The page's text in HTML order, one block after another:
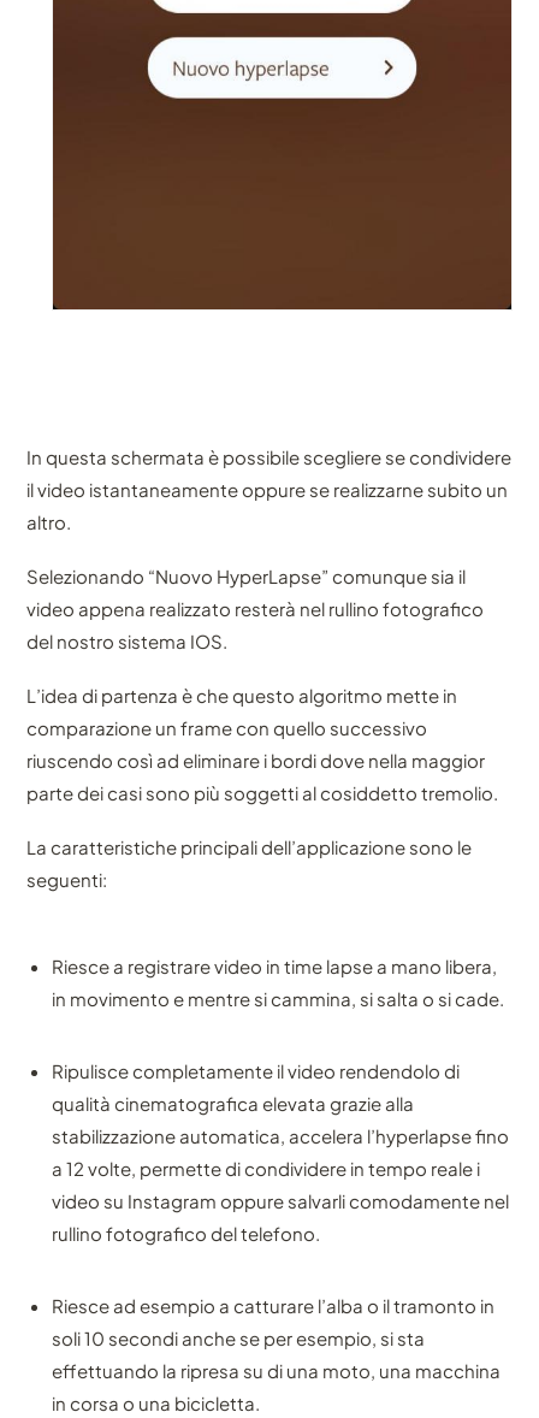
In questa schermata è possibile scegliere se condividere
il video istantaneamente oppure se realizzarne subito un
altro.
Selezionando “Nuovo HyperLapse” comunque sia il
video appena realizzato resterà nel rullino fotografico
del nostro sistema IOS.
L’idea di partenza è che questo algoritmo mette in
comparazione un frame con quello successivo
riuscendo così ad eliminare i bordi dove nella maggior
parte dei casi sono più soggetti al cosiddetto tremolio.
La caratteristiche principali dell’applicazione sono le
seguenti:
Riesce a registrare video in time lapse a mano libera,
in movimento e mentre si cammina, si salta o si cade.
Ripulisce completamente il video rendendolo di
qualità cinematografica elevata grazie alla
stabilizzazione automatica, accelera l’hyperlapse fino
a 12 volte, permette di condividere in tempo reale i
video su Instagram oppure salvarli comodamente nel
rullino fotografico del telefono.
Riesce ad esempio a catturare l’alba o il tramonto in
soli 10 secondi anche se per esempio, si sta
effettuando la ripresa su di una moto, una macchina
in corsa o una bicicletta.